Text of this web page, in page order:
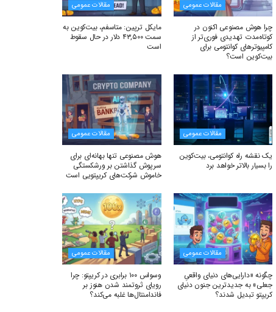
مقالات عمومی
چرا هوش مصنوعی اکنون در
کوتاه‌مدت تهدیدی فوری‌تر از
کامپیوترهای کوانتومی برای
بیت‌کوین است؟
مقالات عمومی
مایکل ترپین: متاسفم، بیت‌کوین به
سمت ۴۳,۵۰۰ دلار در حال سقوط
است
مقالات عمومی
یک نقشه راه کوانتومی، بیت‌کوین
را بسیار بالاتر خواهد برد
مقالات عمومی
هوش مصنوعی تنها بهانه‌ای برای
سرپوش گذاشتن بر ورشکستگی
خاموش شرکت‌های کریپتویی است
مقالات عمومی
چگونه «دارایی‌های دنیای واقعیِ
جعلی» به جدیدترین جنون دنیای
کریپتو تبدیل شدند؟
مقالات عمومی
وسواس ۱۰۰ برابری در کریپتو: چرا
رویای ثروتمند شدن هنوز بر
فاندامنتال‌ها غلبه می‌کند؟